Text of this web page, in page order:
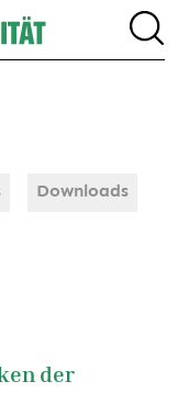
Downloads
der